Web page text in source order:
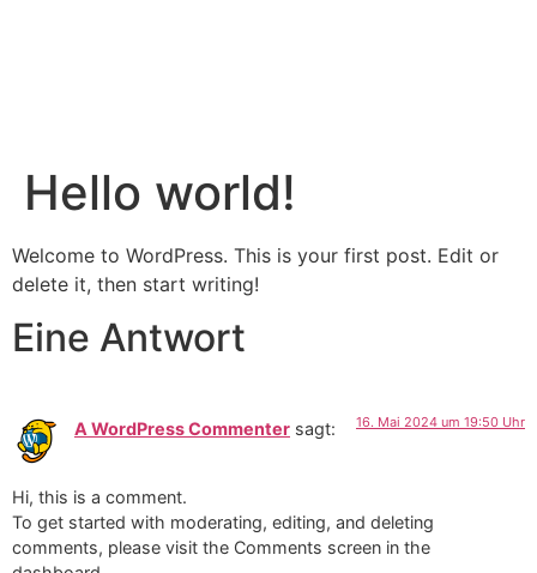
Hello world!
Welcome to WordPress. This is your first post. Edit or
delete it, then start writing!
Eine Antwort
A WordPress Commenter sagt: 16. Mai 2024 um 19:50 Uhr
Hi, this is a comment.
To get started with moderating, editing, and deleting
comments, please visit the Comments screen in the